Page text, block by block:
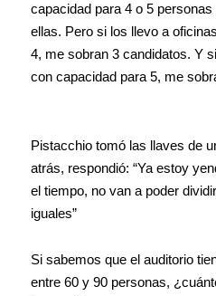
capacidad para 4 o 5
ellas. Pero si los llevo a
4, me sobran 3 candidatos. Y
con capacidad para 5, me
Pistacchio tomó las llaves de
atrás, respondió: “Ya estoy
el tiempo, no van a poder
iguales”
Si sabemos que el auditorio
entre 60 y 90 personas,